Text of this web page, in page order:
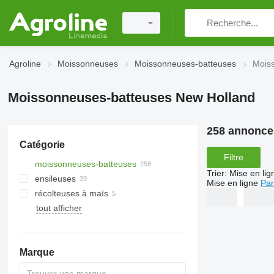
Agroline Moissonneuses Moissonneuses-batteuses
Moissonneuses-batteuses New Holland
Catégorie
moissonneuses-batteuses
ensileuses
récolteuses à maïs
tout afficher
Marque
258
Filtre
Trier: Mise en
Mise en ligne